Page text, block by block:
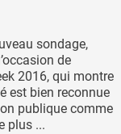
sondage,
de
2016, qui montre
est bien reconnue
publique comme
plus ...